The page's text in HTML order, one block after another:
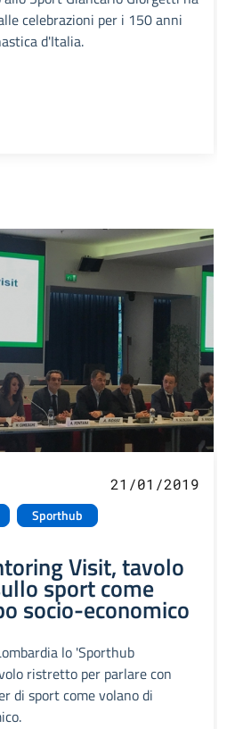
celebrazioni per i 150 anni
d'Italia.
Sporthub
21/01/2019
Visit, tavolo
sport come
socio-economico
lo 'Sporthub
ristretto per parlare con
di sport come volano di